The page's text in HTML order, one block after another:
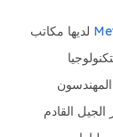
لديها مكاتب
القادم